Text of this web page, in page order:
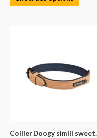
Collier Doogy simili sweet.